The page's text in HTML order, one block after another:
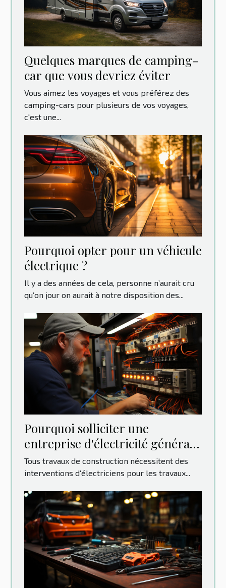
Quelques marques de camping-
car que vous devriez éviter
Vous aimez les voyages et vous préférez des
camping-cars pour plusieurs de vos voyages,
c'est une...
Pourquoi opter pour un véhicule
électrique ?
Il y a des années de cela, personne n’aurait cru
qu’on jour on aurait à notre disposition des...
Pourquoi solliciter une
entreprise d'électricité générale
?
Tous travaux de construction nécessitent des
interventions d'électriciens pour les travaux...